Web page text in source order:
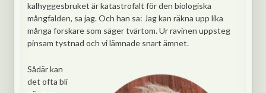
kalhyggesbruket är katastrofalt för den biologiska
mångfalden, sa jag. Och han sa: Jag kan räkna upp lika
många forskare som säger tvärtom. Ur ravinen uppsteg
pinsam tystnad och vi lämnade snart ämnet.
Sådär kan
det ofta bli